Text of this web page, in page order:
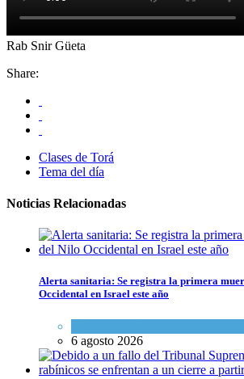
Rab Snir Güeta
Share:
Clases de Torá
Tema del día
Noticias Relacionadas
Alerta sanitaria: Se registra la primera
Occidental en Israel este año
6 agosto 2026